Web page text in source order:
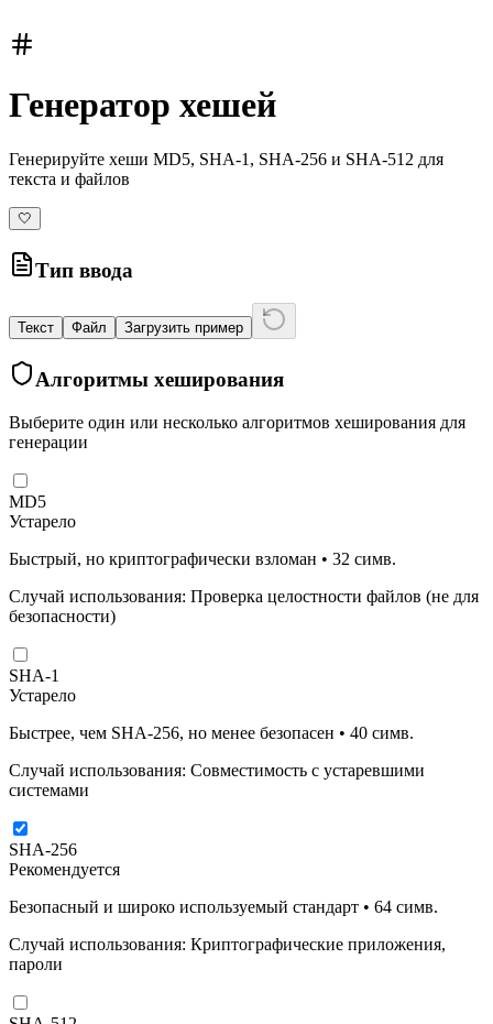
Генератор хешей
Генерируйте хеши MD5, SHA-1, SHA-256 и SHA-512 для
текста и файлов
🤍
Тип ввода
Текст Файл Загрузить пример
Алгоритмы хеширования
Выберите один или несколько алгоритмов хеширования для
генерации
MD5
Устарело
Быстрый, но криптографически взломан • 32 симв.
Случай использования: Проверка целостности файлов (не для
безопасности)
SHA-1
Устарело
Быстрее, чем SHA-256, но менее безопасен • 40 симв.
Случай использования: Совместимость с устаревшими
системами
SHA-256
Рекомендуется
Безопасный и широко используемый стандарт • 64 симв.
Случай использования: Криптографические приложения,
пароли